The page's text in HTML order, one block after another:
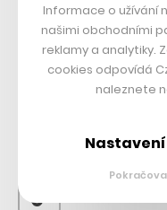
65k
56.4k
26.3k
Informace o užívání
našimi obchodními
reklamy a analytiky.
cookies odpovídá
naleznete
Nastavení